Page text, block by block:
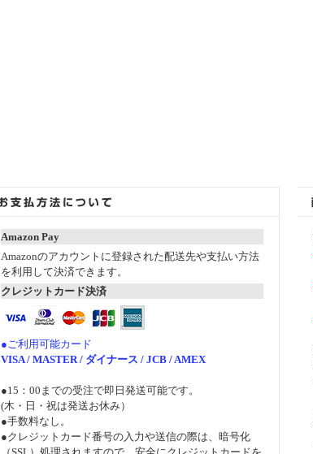
Amazon Pay
Amazonのアカウントに登録された配送先や支払い方法
を利用して決済できます。
クレジットカード決済
●ご利用可能カード
VISA / MASTER / ダイナース / JCB / AMEX
●15：00までの受注で即日発送可能です。
(木・日・祝は発送お休み）
●手数料なし。
●クレジットカード番号の入力や送信の際は、暗号化